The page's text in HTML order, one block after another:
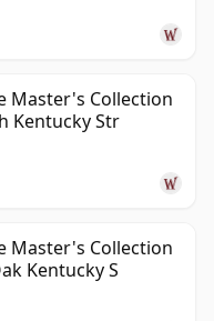
Master's Collection
Kentucky Str
Master's Collection
Kentucky S